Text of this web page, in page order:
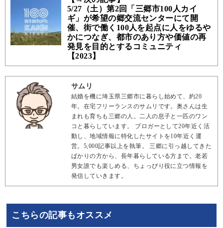
5/27（土）第2回「三郷市100人カイ
ギ」が希望の郷交流センターにて開
催、街で働く100人を起点に人をゆるや
かにつなぎ、都市のあり方や価値の再
発見を目的とするコミュニティ
【2023】
サムリ
結婚を機に埼玉県三郷市に暮らし始めて、約20
年。在宅フリーランスのサムリです。奥さんは生
まれも育ちも三郷の人。二人の息子と一匹のワン
コと暮らしています。 ブロガーとして20年近く活
動し、地域情報に特化したサイトを10年近く運
営。5,000記事以上を執筆。 三郷に引っ越してきた
ばかりの方から、長年暮らしている方まで。老若
男女誰でも楽しめる、ちょっぴり役に立つ情報を
発信していきます。
こちらの記事もオススメ